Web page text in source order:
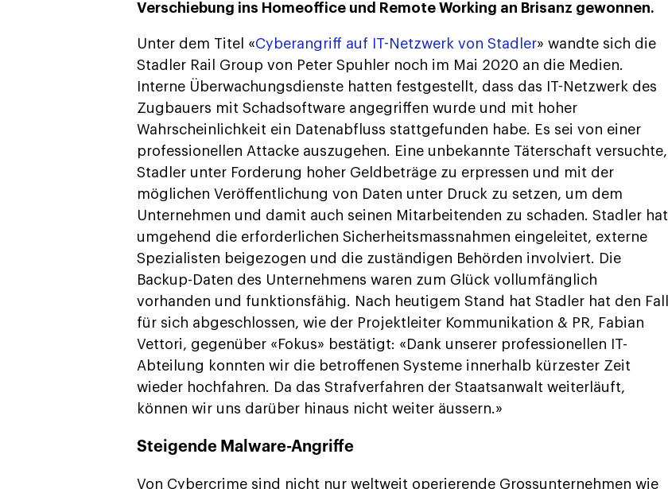
Verschiebung ins Homeoffice und Remote Working an Brisanz gewonnen.
Unter dem Titel «Cyberangriff auf IT-Netzwerk von Stadler» wandte sich die
Stadler Rail Group von Peter Spuhler noch im Mai 2020 an die Medien.
Interne Überwachungsdienste hatten festgestellt, dass das IT-Netzwerk des
Zugbauers mit Schadsoftware angegriffen wurde und mit hoher
Wahrscheinlichkeit ein Datenabfluss stattgefunden habe. Es sei von einer
professionellen Attacke auszugehen. Eine unbekannte Täterschaft versuchte,
Stadler unter Forderung hoher Geldbeträge zu erpressen und mit der
möglichen Veröffentlichung von Daten unter Druck zu setzen, um dem
Unternehmen und damit auch seinen Mitarbeitenden zu schaden. Stadler hat
umgehend die erforderlichen Sicherheitsmassnahmen eingeleitet, externe
Spezialisten beigezogen und die zuständigen Behörden involviert. Die
Backup-Daten des Unternehmens waren zum Glück vollumfänglich
vorhanden und funktionsfähig. Nach heutigem Stand hat Stadler hat den Fall
für sich abgeschlossen, wie der Projektleiter Kommunikation & PR, Fabian
Vettori, gegenüber «Fokus» bestätigt: «Dank unserer professionellen IT-
Abteilung konnten wir die betroffenen Systeme innerhalb kürzester Zeit
wieder hochfahren. Da das Strafverfahren der Staatsanwalt weiterläuft,
können wir uns darüber hinaus nicht weiter äussern.»
Steigende Malware-Angriffe
Von Cybercrime sind nicht nur weltweit operierende Grossunternehmen wie